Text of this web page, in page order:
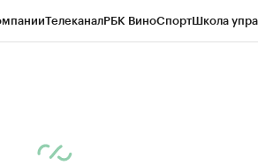
ТелеканалРБК ВиноСпортШкола